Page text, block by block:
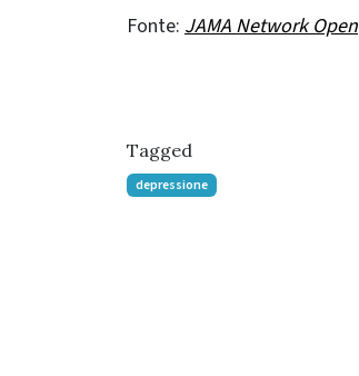
Fonte: JAMA Network Open
Tagged
depressione